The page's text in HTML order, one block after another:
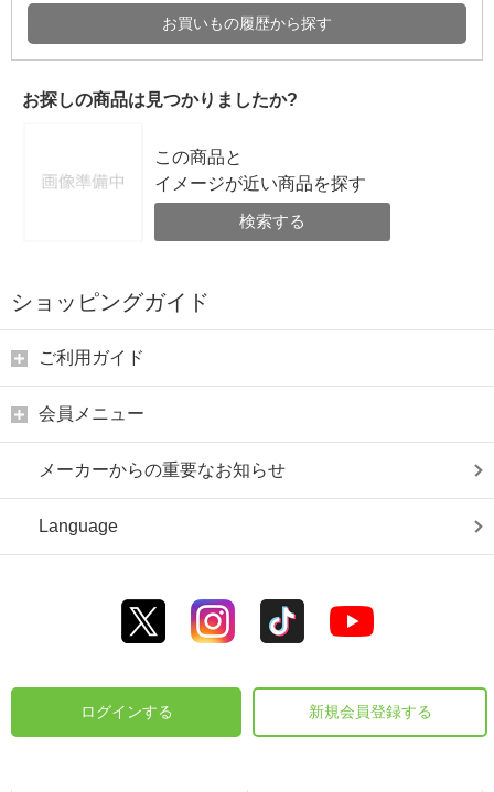
お買いもの履歴から探す
お探しの商品は見つかりましたか?
この商品と
イメージが近い商品を探す
検索する
ショッピングガイド
ご利用ガイド
会員メニュー
メーカーからの重要なお知らせ
Language
ログインする 新規会員登録する